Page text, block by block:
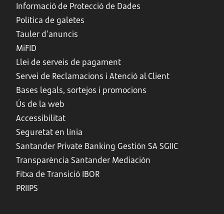
Informació de Protecció de Dades
Política de galetes
Tauler d’anuncis
MiFID
Llei de serveis de pagament
Servei de Reclamacions i Atenció al Client
Bases legals, sortejos i promocions
Ús de la web
Accessibilitat
Seguretat en línia
Santander Private Banking Gestión SA SGIIC
Transparència Santander Mediación
Fitxa de Transició IBOR
PRIIPS